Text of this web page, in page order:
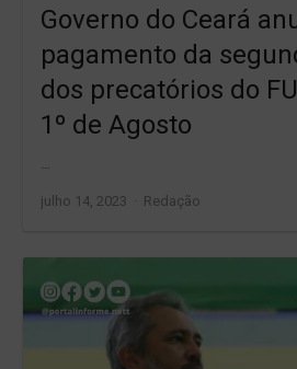
Governo do Ceará
pagamento da
dos precatórios do
1º de Agosto
julho 14, 2023 Author
Redação